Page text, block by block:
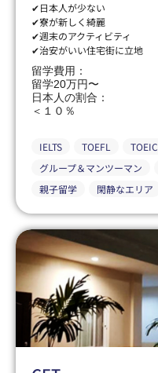
✔日本人が少ない
✔寮が新しく綺麗
✔週末のアクティビティ
✔治安がいい住宅街に立地
留学費用：
留学20万円〜
日本人の割合：
＜１０％
IELTS TOEFL TOEIC
グループ＆マンツーマン
親子留学
閑静なエリア